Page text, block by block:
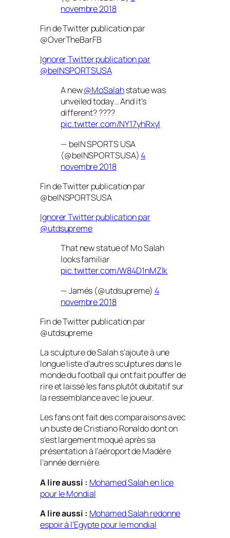
novembre 2018
Fin de Twitter publication par
@OverTheBarFB
Ignorer Twitter publication par
@beINSPORTSUSA
A new@MoSalahstatue was
unveiled today… And it's
different? ????
pic.twitter.com/NY17yhRxyl
— beIN SPORTS USA
(@beINSPORTSUSA)4
novembre 2018
Fin de Twitter publication par
@beINSPORTSUSA
Ignorer Twitter publication par
@utdsupreme
That new statue of Mo Salah
looks familiar
pic.twitter.com/W84D1nMZIk
— Jamés (@utdsupreme) 4
novembre 2018
Fin de Twitter publication par
@utdsupreme
La sculpture de Salah s’ajoute à une
longue liste d’autres sculptures dans le
monde du football qui ont fait pouffer de
rire et laissé les fans plutôt dubitatif sur
la ressemblance avec le joueur.
Les fans ont fait des comparaisons avec
un buste de Cristiano Ronaldo dont on
s’est largement moqué après sa
présentation à l’aéroport de Madère
l’année dernière.
A lire aussi : Mohamed Salah en lice
pour le Mondial
A lire aussi : Mohamed Salah redonne
espoir à l’Egypte pour le mondial